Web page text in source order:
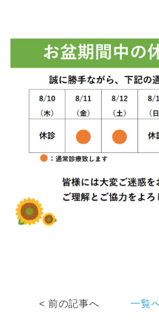
< 前の記事へ 一覧